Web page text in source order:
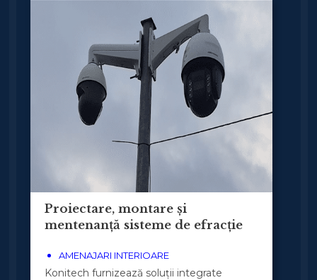
Proiectare, montare și
mentenanță sisteme de efracție
AMENAJARI INTERIOARE
Konitech furnizează soluții integrate